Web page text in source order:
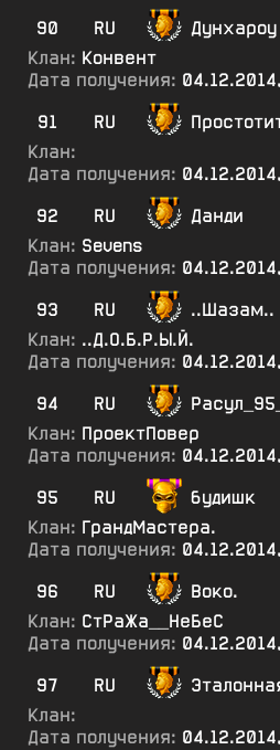
90
RU
Дунхароу
Клан: Конвент
Дата получения:
91
RU
Клан:
Дата получения:
92
RU
Данди
Клан: Sevens
Дата получения:
93
RU
..Шазам..
Клан: ..Д.О.Б.Р.Ы.Й.
Дата получения:
94
RU
Расул_95_
Клан: ПроектПовер
Дата получения:
95
RU
будишк
Клан: ГрандМастера.
Дата получения:
96
RU
Воко.
Клан: СтРаЖа__НеБеС
Дата получения:
97
RU
Клан:
Дата получения: